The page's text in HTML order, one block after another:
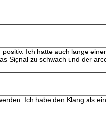
Ich hatte auch lange
Signal zu schwach und der
Ich habe den Klang als